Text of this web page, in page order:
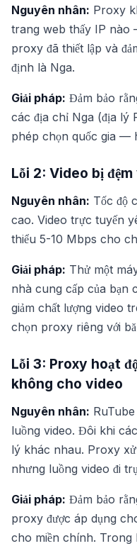
Nguyên nhân: Proxy
trang web thấy IP nào
proxy đã thiết lập và
định là Nga.
Giải pháp: Đảm bảo
các địa chỉ Nga (địa lý
phép chọn quốc gia —
Lỗi 2: Video bị
Nguyên nhân: Tốc độ
cao. Video trực tuyến
thiểu 5-10 Mbps cho
Giải pháp: Thử một
nhà cung cấp của bạn
giảm chất lượng video
chọn proxy riêng với
Lỗi 3: Proxy hoạt
không cho video
Nguyên nhân:
luồng video. Đôi khi
lý khác nhau. Proxy
nhưng luồng video đi
Giải pháp: Đảm bảo
proxy được áp dụng
cho miền chính. Trong